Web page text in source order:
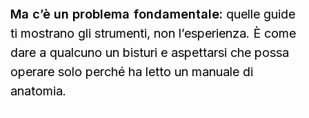
Ma c’è un problema fondamentale: quelle guide
ti mostrano gli strumenti, non l’esperienza. È come
dare a qualcuno un bisturi e aspettarsi che possa
operare solo perché ha letto un manuale di
anatomia.